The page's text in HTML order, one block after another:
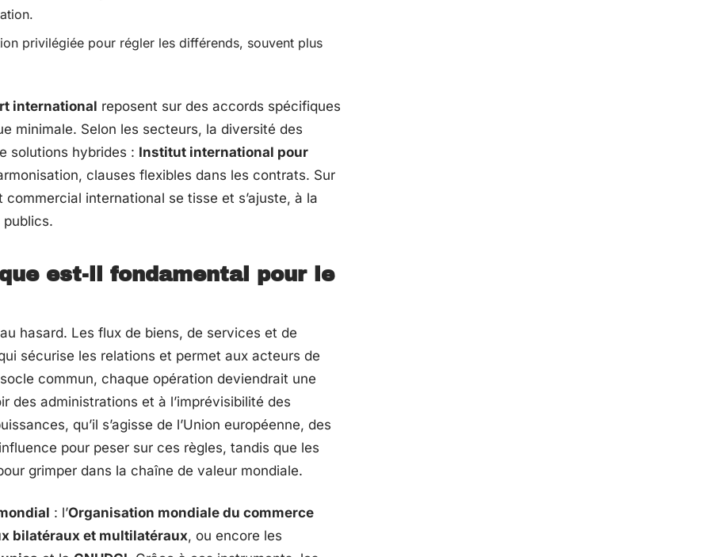
privilégiée pour régler les différends, souvent plus
international reposent sur des accords spécifiques
minimale. Selon les secteurs, la diversité des
solutions hybrides : Institut international pour
clauses flexibles dans les contrats. Sur
international se tisse et s’ajuste, à la
est-il fondamental pour le
hasard. Les flux de biens, de services et de
sécurise les relations et permet aux acteurs de
commun, chaque opération deviendrait une
des administrations et à l’imprévisibilité des
qu’il s’agisse de l’Union européenne, des
pour peser sur ces règles, tandis que les
grimper dans la chaîne de valeur mondiale.
: l’Organisation mondiale du commerce
bilatéraux et multilatéraux, ou encore les